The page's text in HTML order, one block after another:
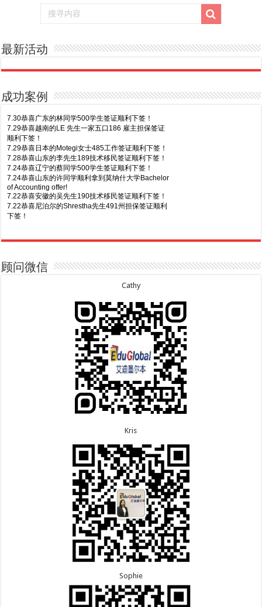
最新活动
成功案例
Business offer！
8.6恭喜江苏的谢先生600旅游签证顺利下签，三年多
8.5恭喜江苏的杨女士190技术移民签证顺利下签！
8.3恭喜黑龙江的刘女士864父母签证顺利下签！
8.3恭喜天津的陈同学和妈妈590+500学生签证顺利
7.30恭喜广东的林同学500学生签证顺利下签！
7.29恭喜越南的LE 先生一家五口186 雇主担保签证
顺利下签！
7.29恭喜日本的Motegi女士485工作签证顺利下签！
7.28恭喜山东的李先生189技术移民签证顺利下签！
7.24恭喜辽宁的蔡同学500学生签证顺利下签！
7.24恭喜山东的许同学顺利拿到莫纳什大学Bachelor
of Accounting offer!
7.22恭喜安徽的吴先生190技术移民签证顺利下签！
7.22恭喜尼泊尔的Shrestha先生491州担保签证顺利
下签！
签！
7.15恭喜江苏的曹同学500学生签证顺利下签！
7.13恭喜广东的邓同学500学生签证顺利下签！
7.9恭喜广东的喻同学500学生签证顺利下签！
7.8恭喜黑龙江的刘女士600旅游签证顺利下签，三年
7.7恭喜北京的王先生和孩子600旅游签证顺利下签，
顾问微信
Cathy
Kris
Sophie